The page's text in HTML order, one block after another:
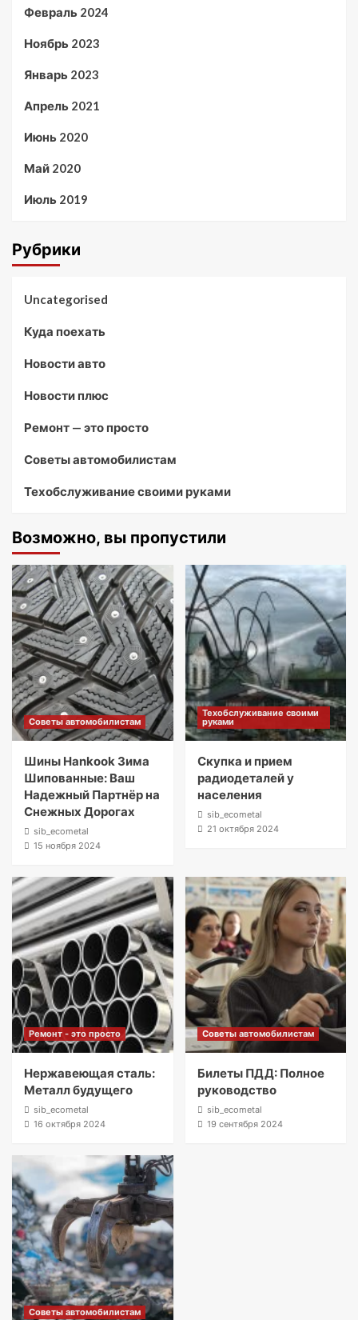
Февраль 2024
Ноябрь 2023
Январь 2023
Апрель 2021
Июнь 2020
Май 2020
Июль 2019
Рубрики
Uncategorised
Куда поехать
Новости авто
Новости плюс
Ремонт — это просто
Советы автомобилистам
Техобслуживание своими руками
Возможно, вы пропустили
Советы автомобилистам
Шины Hankook Зима
Шипованные: Ваш
Надежный Партнёр на
Снежных Дорогах
sib_ecometal
15 ноября 2024
Техобслуживание своими
руками
Скупка и прием
радиодеталей у
населения
sib_ecometal
21 октября 2024
Ремонт - это просто
Нержавеющая сталь:
Металл будущего
sib_ecometal
16 октября 2024
Советы автомобилистам
Билеты ПДД: Полное
руководство
sib_ecometal
19 сентября 2024
Советы автомобилистам